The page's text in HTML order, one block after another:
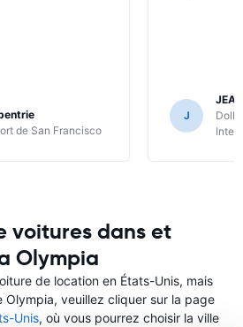
de San Francisco
J
voitures dans et
Olympia
de location en États-Unis, mais
Olympia, veuillez cliquer sur la page
Unis, où vous pourrez choisir la ville